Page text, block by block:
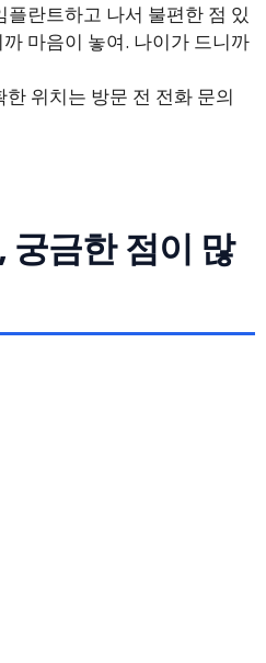
란트하고 나서 불편한 점 있
마음이 놓여. 나이가 드니까
위치는 방문 전 전화 문의
궁금한 점이 많